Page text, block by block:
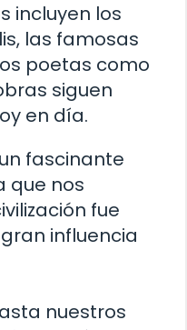
incluyen los
las famosas
poetas como
siguen
en día.
fascinante
que nos
fue
influencia
nuestros